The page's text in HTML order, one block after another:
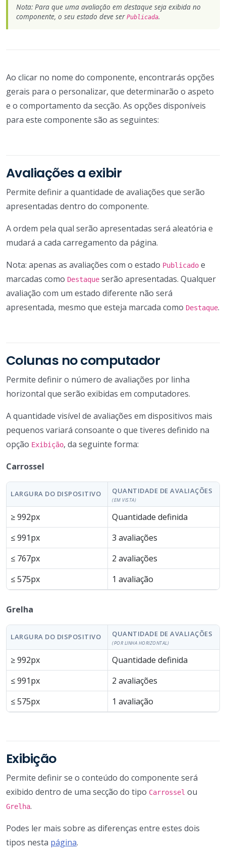
Nota: Para que uma avaliação em destaque seja exibida no
componente, o seu estado deve ser Publicada.
Ao clicar no nome do componente, encontrarás opções
gerais para o personalizar, que determinarão o aspeto
e o comportamento da secção. As opções disponíveis
para este componente são as seguintes:
Avaliações a exibir
Permite definir a quantidade de avaliações que serão
apresentadas dentro do componente.
A ordem pela qual serão apresentadas será aleatória e
mudará a cada carregamento da página.
Nota: apenas as avaliações com o estado Publicado e
marcadas como Destaque serão apresentadas. Qualquer
avaliação com um estado diferente não será
apresentada, mesmo que esteja marcada como Destaque.
Colunas no computador
Permite definir o número de avaliações por linha
horizontal que serão exibidas em computadores.
A quantidade visível de avaliações em dispositivos mais
pequenos variará consoante o que tiveres definido na
opção Exibição, da seguinte forma:
Carrossel
LARGURA DO DISPOSITIVO QUANTIDADE DE AVALIAÇÕES
(EM VISTA)
≥ 992px
Quantidade definida
≤ 991px
3 avaliações
≤ 767px
2 avaliações
≤ 575px
1 avaliação
Grelha
LARGURA DO DISPOSITIVO QUANTIDADE DE AVALIAÇÕES
(POR LINHA HORIZONTAL)
≥ 992px
Quantidade definida
≤ 991px
2 avaliações
≤ 575px
1 avaliação
Exibição
Permite definir se o conteúdo do componente será
exibido dentro de uma secção do tipo Carrossel ou
Grelha.
Podes ler mais sobre as diferenças entre estes dois
tipos nesta página.